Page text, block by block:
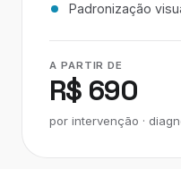
Padronização
A PARTIR DE
R$ 690
por intervenção ·